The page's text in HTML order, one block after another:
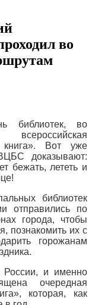
во
библиотек, во
книга». Вот уже
доказывают:
бежать, лететь и
библиотек
отправились по
города, чтобы
познакомить их с
горожанам
России, и именно
очередная
которая, как